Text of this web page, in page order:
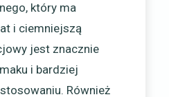
który ma
i ciemniejszą
jest znacznie
i bardziej
Również